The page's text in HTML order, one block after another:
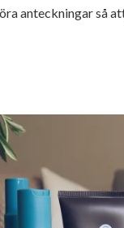
anteckningar så